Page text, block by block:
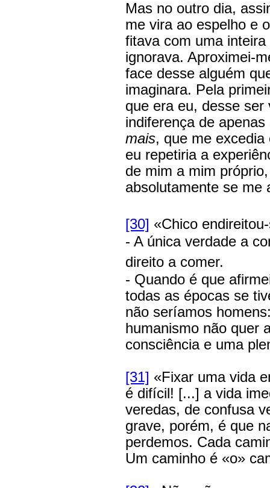
Mas no outro dia,
me vira ao espelho e
fitava com uma
ignorava. Aproximei-
face desse alguém
imaginara. Pela
que era eu, desse
indiferença de
mais, que me
eu repetiria a
de mim a mim
absolutamente se me
[30] «Chico
- A única verdade a
direito a comer.
- Quando é que
todas as épocas se
não seríamos
humanismo não quer
consciência e uma
[31] «Fixar uma vida
é difícil! [...] a vida
veredas, de confusa
grave, porém, é que
perdemos. Cada
Um caminho é «o»